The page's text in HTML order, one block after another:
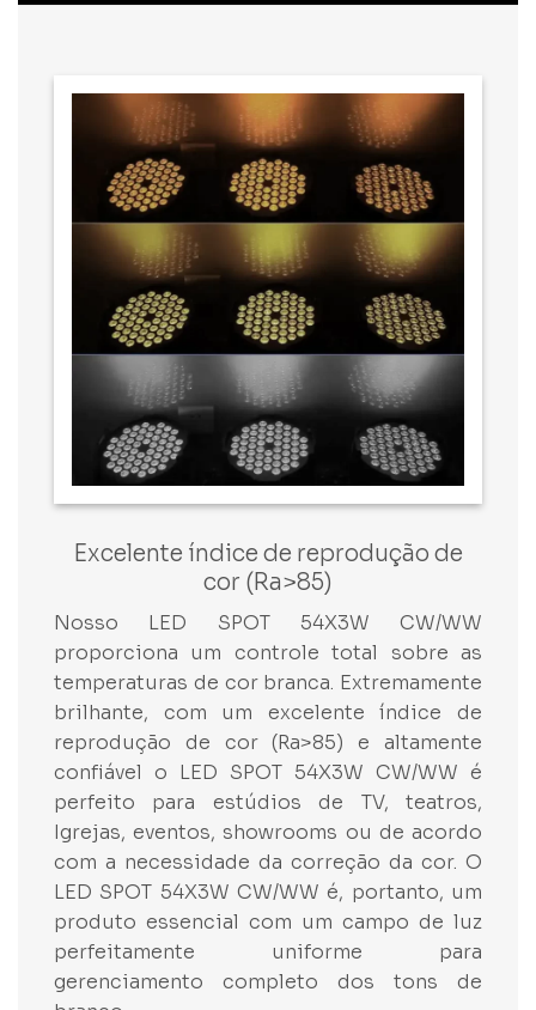
Excelente índice de reprodução de
cor (Ra>85)
Nosso LED SPOT 54X3W CW/WW
proporciona um controle total sobre as
temperaturas de cor branca. Extremamente
brilhante, com um excelente índice de
reprodução de cor (Ra>85) e altamente
confiável o LED SPOT 54X3W CW/WW é
perfeito para estúdios de TV, teatros,
Igrejas, eventos, showrooms ou de acordo
com a necessidade da correção da cor. O
LED SPOT 54X3W CW/WW é, portanto, um
produto essencial com um campo de luz
perfeitamente uniforme para
gerenciamento completo dos tons de